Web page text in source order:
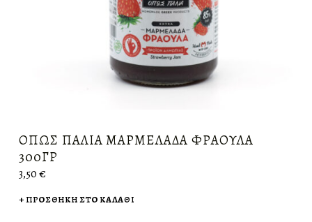
ΌΠΩΣ ΠΑΛΙΆ ΜΑΡΜΕΛΆΔΑ ΦΡΆΟΥΛΑ
300ΓΡ
3,50€
ΠΡΟΣΘΉΚΗ ΣΤΟ ΚΑΛΆΘΙ